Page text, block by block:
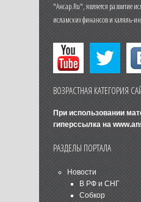
"Ансар.Ru", является развитие
исламских финансов и халяль-
ВОЗРАСТНАЯ КАТЕГОРИЯ
При использовании
гиперссылка на
РАЗДЕЛЫ ПОРТАЛА
Новости
В РФ и СНГ
Собкор